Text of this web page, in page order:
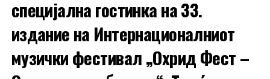
Со ова, Тина Русева продолжува успешно да го
гради својот пат во една од најгледаните музички
емисии во Германија, а нејзината поддршка од
македонската публика расте секој ден.
Естрада.мк и посакува многу успех во претстојните
специјална гостинка на 33.
издание на Интернационалниот
музички фестивал „Охрид Фест –